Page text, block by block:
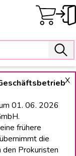
X
01. 06. 2026
frühere
die
Prokuristen